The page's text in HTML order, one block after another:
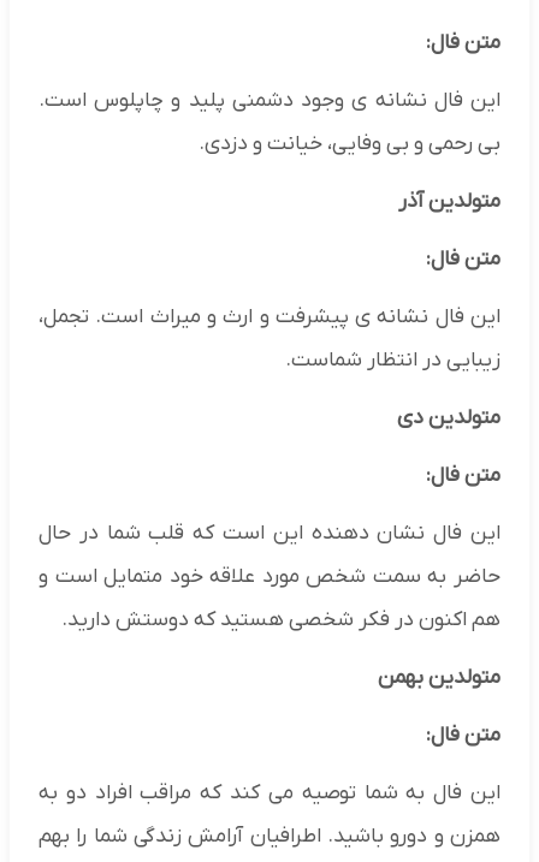
متن فال:
این فال نشانه ی وجود دشمنی پلید و چاپلوس است.
بی رحمی و بی وفایی، خیانت و دزدی.
متولدین آذر
متن فال:
این فال نشانه ی پیشرفت و ارث و میراث است. تجمل،
زیبایی در انتظار شماست.
متولدین دی
متن فال:
این فال نشان دهنده این است که قلب شما در حال
حاضر به سمت شخص مورد علاقه خود متمایل است و
هم اکنون در فکر شخصی هستید که دوستش دارید.
متولدین بهمن
متن فال:
این فال به شما توصیه می کند که مراقب افراد دو به
همزن و دورو باشید. اطرافیان آرامش زندگی شما را بهم